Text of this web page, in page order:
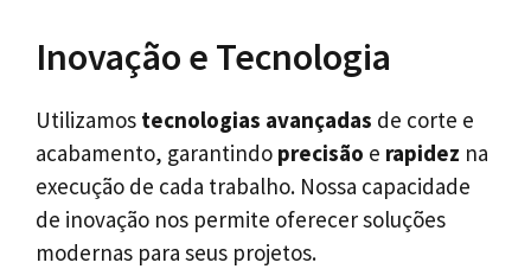
Inovação e Tecnologia
Utilizamos tecnologias avançadas de corte e
acabamento, garantindo precisão e rapidez na
execução de cada trabalho. Nossa capacidade
de inovação nos permite oferecer soluções
modernas para seus projetos.